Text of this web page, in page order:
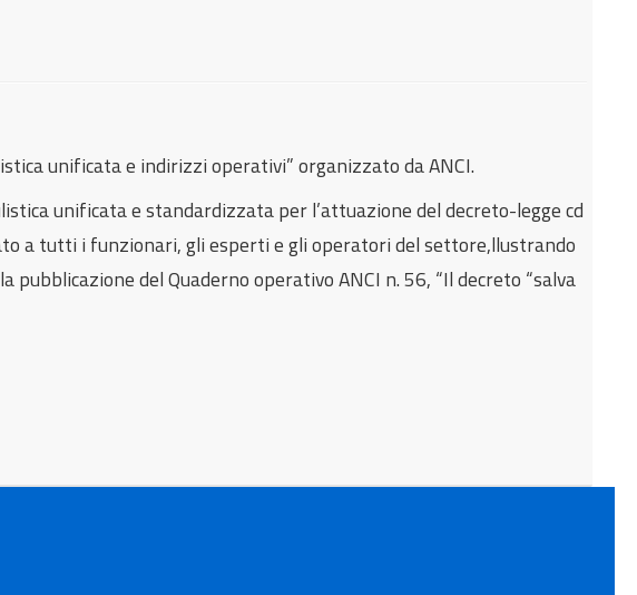
unificata e indirizzi operativi” organizzato da ANCI.
unificata e standardizzata per l’attuazione del decreto-legge cd
a tutti i funzionari, gli esperti e gli operatori del settore,llustrando
del Quaderno operativo ANCI n. 56, “Il decreto “salva